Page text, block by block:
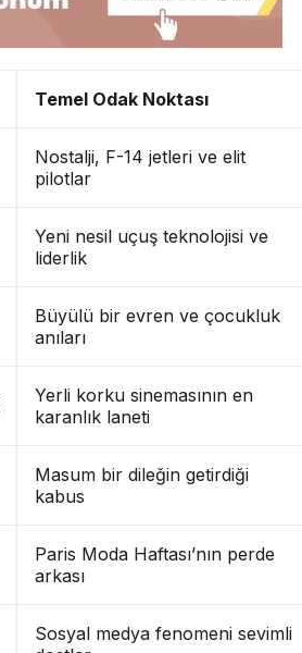
Temel Odak Noktası
Nostalji, F-14 jetleri ve elit
pilotlar
Yeni nesil uçuş teknolojisi ve
liderlik
Büyülü bir evren ve çocukluk
anıları
Yerli korku sinemasının en
karanlık laneti
Masum bir dileğin getirdiği
kabus
Paris Moda Haftası’nın perde
arkası
Sosyal medya fenomeni sevimli